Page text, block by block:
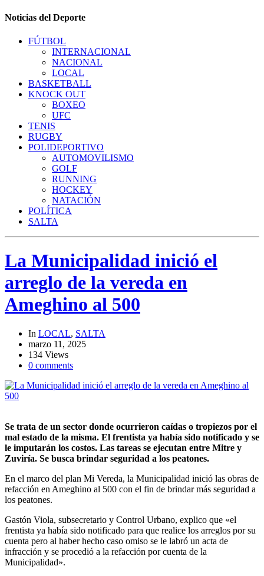
Noticias del Deporte
FÚTBOL
INTERNACIONAL
NACIONAL
LOCAL
BASKETBALL
KNOCK OUT
BOXEO
UFC
TENIS
RUGBY
POLIDEPORTIVO
AUTOMOVILISMO
GOLF
RUNNING
HOCKEY
NATACIÓN
POLÍTICA
SALTA
La Municipalidad inició el
arreglo de la vereda en
Ameghino al 500
In LOCAL, SALTA
marzo 11, 2025
134 Views
0 comments
Se trata de un sector donde ocurrieron caídas o tropiezos por el
mal estado de la misma. El frentista ya había sido notificado y se
le imputarán los costos. Las tareas se ejecutan entre Mitre y
Zuviría. Se busca brindar seguridad a los peatones.
En el marco del plan Mi Vereda, la Municipalidad inició las obras de
refacción en Ameghino al 500 con el fin de brindar más seguridad a
los peatones.
Gastón Viola, subsecretario y Control Urbano, explico que «el
frentista ya había sido notificado para que realice los arreglos por su
cuenta pero al haber hecho caso omiso se le labró un acta de
infracción y se procedió a la refacción por cuenta de la
Municipalidad».